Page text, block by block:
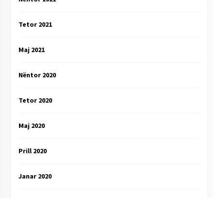
Tetor 2021
Maj 2021
Nëntor 2020
Tetor 2020
Maj 2020
Prill 2020
Janar 2020